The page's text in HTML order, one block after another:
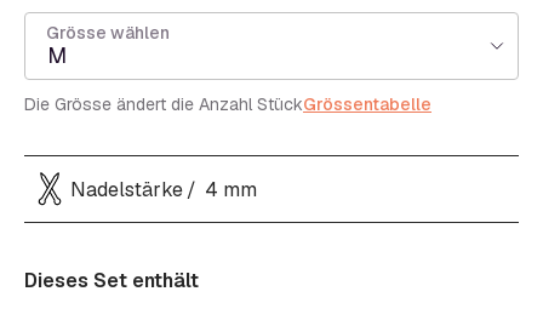
Grösse wählen
M
Die Grösse ändert die Anzahl StückGrössentabelle
Nadelstärke 4 mm
Dieses Set enthält